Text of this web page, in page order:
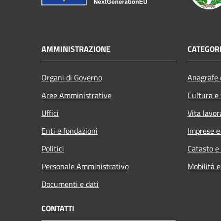
AMMINISTRAZIONE
Organi di Governo
Aree Amministrative
Uffici
Enti e fondazioni
Politici
Personale Amministrativo
Documenti e dati
Cultura
Vita
Imprese
Catasto
Mobilità
CONTATTI